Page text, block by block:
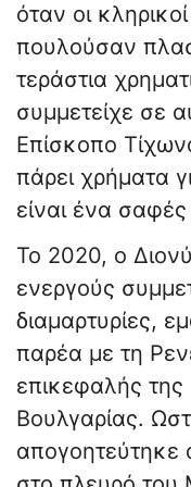
όταν οι
πουλούσαν
τεράστια
συμμετείχε σε
Επίσκοπο
πάρει χρήματα
είναι ένα
Το 2020, ο
ενεργούς
διαμαρτυρίες,
παρέα με τη
επικεφαλής
Βουλγαρίας.
απογοητεύτηκε